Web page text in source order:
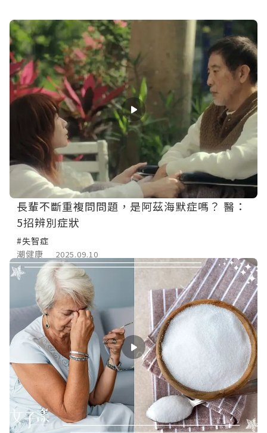
長輩不斷重複問問題，是阿茲海默症嗎？ 醫：
5招辨別症狀
#失智症
潮健康
2025.09.10